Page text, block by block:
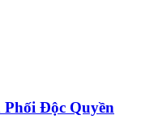
Độc Quyền